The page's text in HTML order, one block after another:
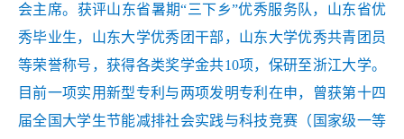
会主席。获评山东省暑期“三下乡”优秀服务队，山东省优
秀毕业生，山东大学优秀团干部，山东大学优秀共青团员
等荣誉称号，获得各类奖学金共10项，保研至浙江大学。
目前一项实用新型专利与两项发明专利在申，曾获第十四
届全国大学生节能减排社会实践与科技竞赛（国家级一等